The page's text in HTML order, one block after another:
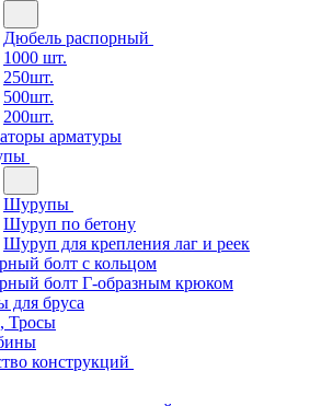
Дюбель распорный
1000 шт.
250шт.
500шт.
200шт.
арматуры
Шурупы
Шуруп по бетону
Шуруп для крепления лаг и реек
болт с кольцом
болт Г-образным крюком
для бруса
Тросы
конструкций